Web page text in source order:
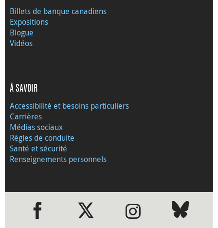
Billets de banque canadiens
Expositions
Blogue
Vidéos
À SAVOIR
Accessibilité et besoins particuliers
Carrières
Médias sociaux
Règles de conduite
Santé et sécurité
Renseignements personnels